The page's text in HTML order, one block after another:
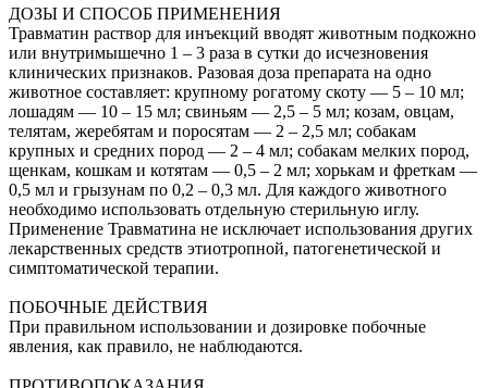
ДОЗЫ И СПОСОБ ПРИМЕНЕНИЯ
Травматин раствор для инъекций вводят животным подкожно
или внутримышечно 1 – 3 раза в сутки до исчезновения
клинических признаков. Разовая доза препарата на одно
животное составляет: крупному рогатому скоту — 5 – 10 мл;
лошадям — 10 – 15 мл; свиньям — 2,5 – 5 мл; козам, овцам,
телятам, жеребятам и поросятам — 2 – 2,5 мл; собакам
крупных и средних пород — 2 – 4 мл; собакам мелких пород,
щенкам, кошкам и котятам — 0,5 – 2 мл; хорькам и фреткам —
0,5 мл и грызунам по 0,2 – 0,3 мл. Для каждого животного
необходимо использовать отдельную стерильную иглу.
Применение Травматина не исключает использования других
лекарственных средств этиотропной, патогенетической и
симптоматической терапии.
ПОБОЧНЫЕ ДЕЙСТВИЯ
При правильном использовании и дозировке побочные
явления, как правило, не наблюдаются.